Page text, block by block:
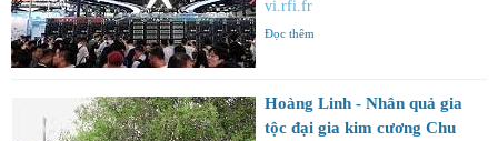
vi.rfi.fr
Đọc thêm
Hoàng Linh - Nhân quả gia
tộc đại gia kim cương Chu